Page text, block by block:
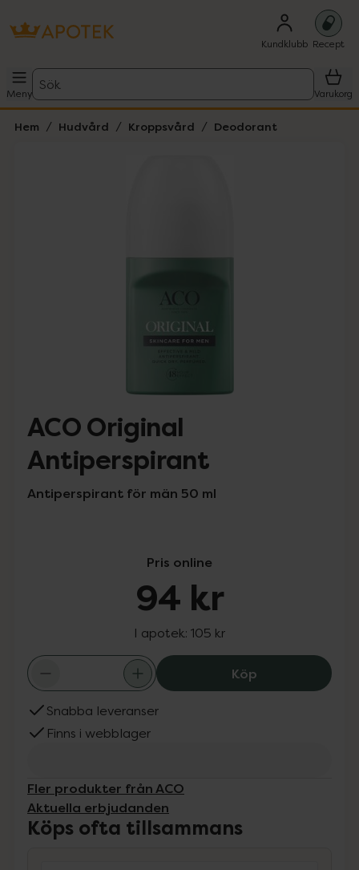
Kundklubb Recept
Meny
Sök
Varukorg
Hem Hudvård Kroppsvård Deodorant
ACO Original
Antiperspirant
Antiperspirant för män 50 ml
Pris online
94 kr
I apotek: 105 kr
KöpACO Original
Snabba leveranser
Finns i webblager
Fler produkter från ACO
Aktuella erbjudanden
Köps ofta tillsammans